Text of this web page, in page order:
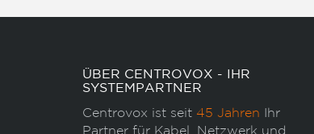
ÜBER CENTROVOX - IHR
SYSTEMPARTNER
Centrovox ist seit 45 Jahren Ihr
Partner für Kabel, Netzwerk und